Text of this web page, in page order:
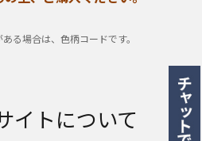
る場合は、色柄コードです。
イトについて